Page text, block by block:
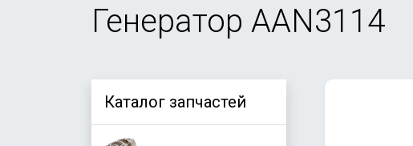
Генератор AAN3114
Каталог запчастей